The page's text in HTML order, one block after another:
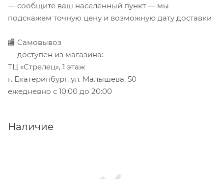
— сообщите ваш населённый пункт — мы
подскажем точную цену и возможную дату доставки
🏬 Самовывоз
— доступен из магазина:
ТЦ «Стрелец», 1 этаж
г. Екатеринбург, ул. Малышева, 50
ежедневно с 10:00 до 20:00
Наличие